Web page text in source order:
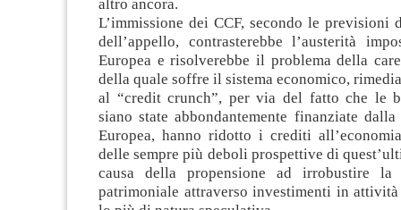
altro ancora.
L’immissione dei CCF, secondo le previsioni
dell’appello, contrasterebbe l’austerità
Europea e risolverebbe il problema della
della quale soffre il sistema economico,
al “credit crunch”, per via del fatto che le
siano state abbondantemente finanziate dalla
Europea, hanno ridotto i crediti
delle sempre più deboli prospettive di
causa della propensione ad irrobustire la
patrimoniale attraverso investimenti in